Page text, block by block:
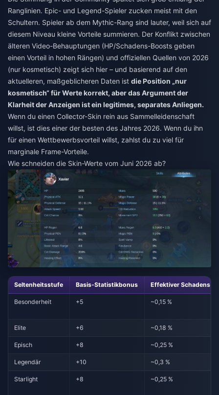
Ranglinien. Epic- und Legend-Spieler zucken meist mit den
Schultern. Spieler ab dem Mythic-Rang sind lauter, weil sich auf
diesem Niveau kleine Vorteile summieren. Der Konflikt zwischen
älteren Video-Behauptungen (HP/Schadens-Boosts geben
einen Vorteil in hohen Rängen) und offiziellen Quellen von 2026
(nur kosmetisch) zeigt sich hier – und basierend auf den
aktuelleren, maßgeblicheren Daten ist die Position „nur
kosmetisch“ für Werte korrekt, aber das Argument der
Klarheit der Anzeigen ist ein legitimes, separates Anliegen.
Wenn du einen Collector-Skin rein aus Sammelleidenschaft
willst, ist dies einer der besten des Jahres 2026. Wenn du ihn
für einen Wettbewerbsvorteil willst, zahlst du zu viel für
marginale Frame-Vorteile.
Wie schneiden die Skin-Werte vom Juni 2026 ab?
Seltenheitsstufe Basis-Statistikbonus Effektiver Schadens-%
Besonderheit +5 ~0,15 %
Elite +6 ~0,18 %
Episch +8 ~0,25 %
Legendär +10 ~0,3 %
Starlight +8 ~0,25 %